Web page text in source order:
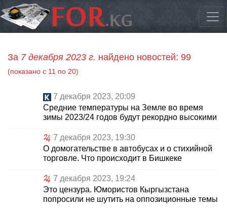
За 7 декабря 2023 г. найдено новостей: 99
(показано с 11 по 20)
7 декабря 2023, 20:09
Средние температуры на Земле во время
зимы 2023/24 годов будут рекордно высокими
7 декабря 2023, 19:30
О домогательстве в автобусах и о стихийной
торговле. Что происходит в Бишкеке
7 декабря 2023, 19:24
Это цензура. Юмористов Кыргызстана
попросили не шутить на оппозиционные темы